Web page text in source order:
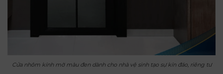
Cửa nhôm kính mờ màu đen dành cho nhà vệ sinh tạo sự kín đáo, riêng tư